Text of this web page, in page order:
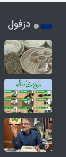
دزفول